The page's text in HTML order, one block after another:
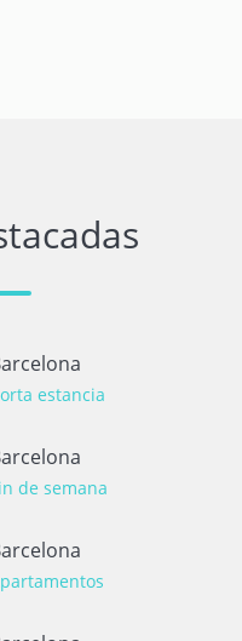
estancia
de semana